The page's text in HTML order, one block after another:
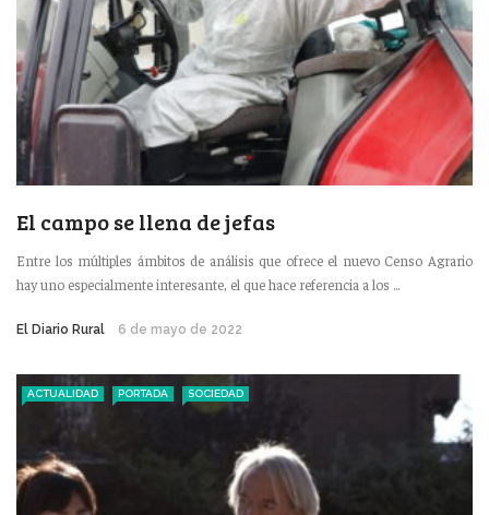
El campo se llena de jefas
Entre los múltiples ámbitos de análisis que ofrece el nuevo Censo Agrario
hay uno especialmente interesante, el que hace referencia a los ...
El Diario Rural 6 de mayo de 2022
ACTUALIDAD PORTADA SOCIEDAD